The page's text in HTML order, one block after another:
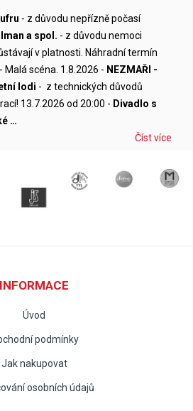
- z důvodu nepřízně počasí
a spol. - z důvodu nemoci
v platnosti. Náhradní termín
Malá scéna. 1.8.2026 - NEZMAŘI -
lodi - z technických důvodů
13.7.2026 od 20:00 - Divadlo s
…
Číst více
INFORMACE
Úvod
podmínky
Jak nakupovat
osobních údajů